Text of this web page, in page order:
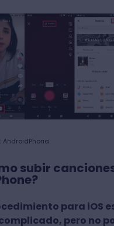
AndroidPhoria
subir
para iOS
pero no